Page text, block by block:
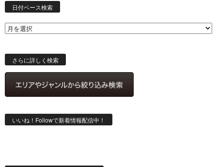
日付ベース検索
さらに詳しく検索
いいね！Followで新着情報配信中！